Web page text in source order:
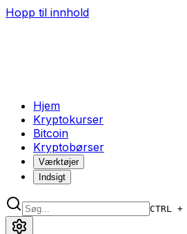
Hopp til innhold
Hjem
Kryptokurser
Bitcoin
Kryptobørser
Værktøjer
Indsigt
CTRL +